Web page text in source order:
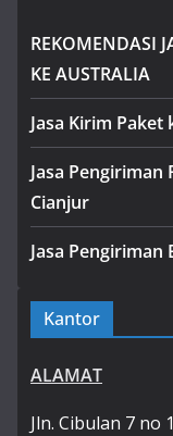
REKOMENDASI
KE AUSTRALIA
Jasa Kirim
Jasa
Cianjur
Jasa
Kantor
ALAMAT
Jln. Cibulan 7 no